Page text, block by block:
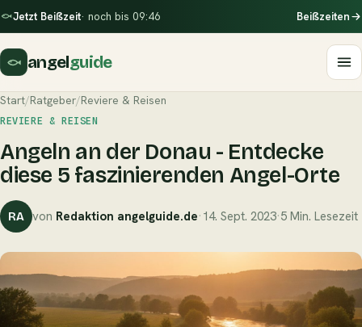
Jetzt Beißzeit· noch bis 09:46 Beißzeiten
angelguide
Start/Ratgeber/Reviere & Reisen
REVIERE & REISEN
Angeln an der Donau - Entdecke
diese 5 faszinierenden Angel-Orte
RA von Redaktion angelguide.de· 14. Sept. 2023·5 Min. Lesezeit